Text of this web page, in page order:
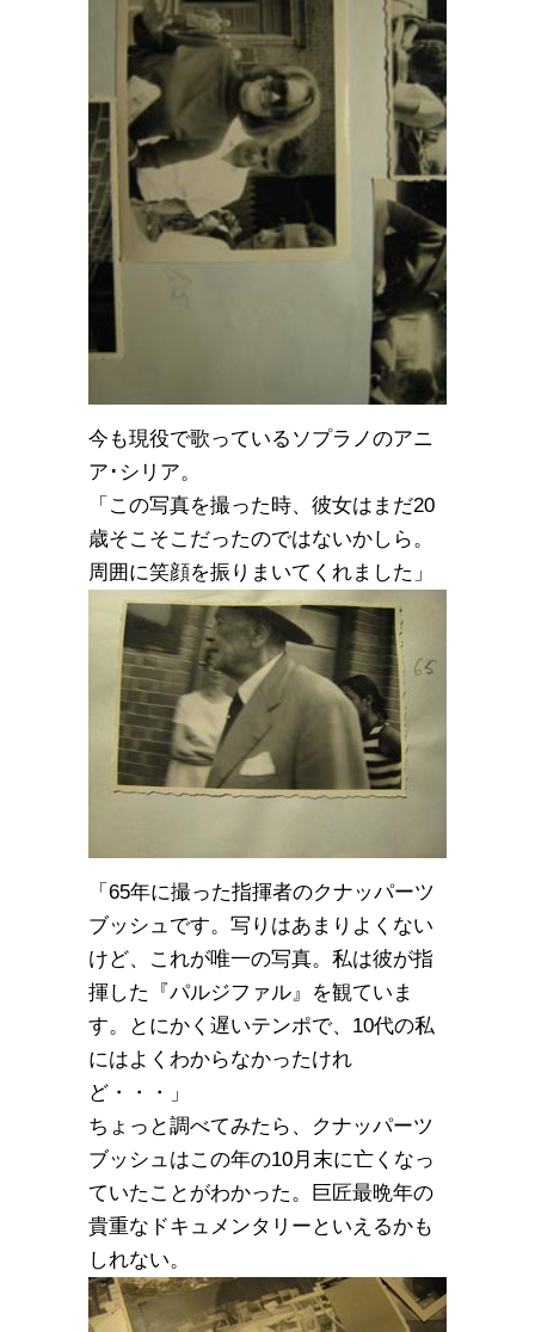
今も現役で歌っているソプラノのアニ
ア･シリア。
「この写真を撮った時、彼女はまだ20
歳そこそこだったのではないかしら。
周囲に笑顔を振りまいてくれました」
「65年に撮った指揮者のクナッパーツ
ブッシュです。写りはあまりよくない
けど、これが唯一の写真。私は彼が指
揮した『パルジファル』を観ていま
す。とにかく遅いテンポで、10代の私
にはよくわからなかったけれ
ど・・・」
ちょっと調べてみたら、クナッパーツ
ブッシュはこの年の10月末に亡くなっ
ていたことがわかった。巨匠最晩年の
貴重なドキュメンタリーといえるかも
しれない。